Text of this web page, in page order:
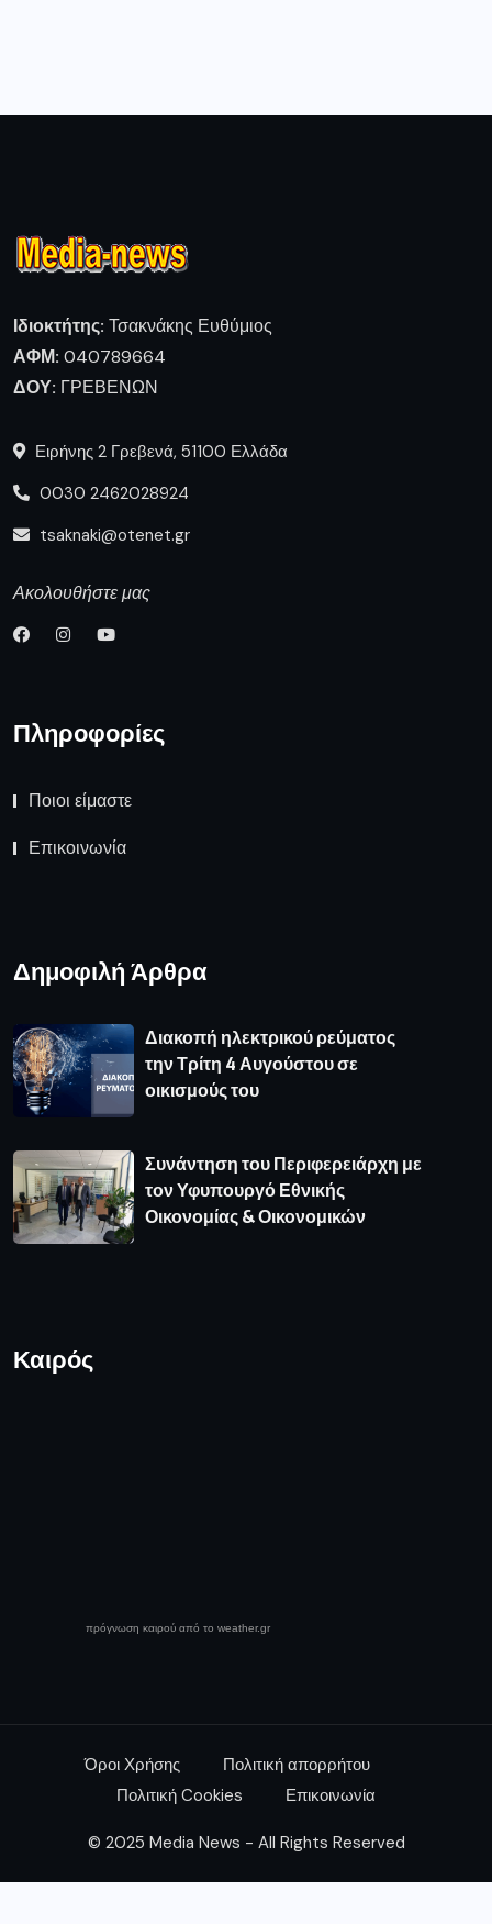
Ιδιοκτήτης: Τσακνάκης Ευθύμιος
ΑΦΜ: 040789664
ΔΟΥ: ΓΡΕΒΕΝΩΝ
Ειρήνης 2 Γρεβενά, 51100 Ελλάδα
0030 2462028924
tsaknaki@otenet.gr
Ακολουθήστε μας
Πληροφορίες
Ποιοι είμαστε
Επικοινωνία
Δημοφιλή Άρθρα
Διακοπή ηλεκτρικού ρεύματος
την Τρίτη 4 Αυγούστου σε
οικισμούς του
Συνάντηση του Περιφερειάρχη με
τον Υφυπουργό Εθνικής
Οικονομίας & Οικονομικών
Καιρός
πρόγνωση καιρού από το weather.gr
Όροι Χρήσης
Πολιτική απορρήτου
Πολιτική Cookies
Επικοινωνία
© 2025 Media News - All Rights Reserved